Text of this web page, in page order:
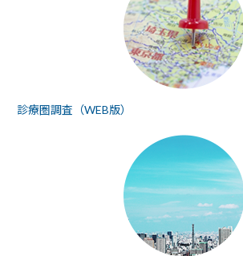
診療圏調査（WEB版）